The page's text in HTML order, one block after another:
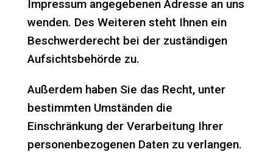
Impressum angegebenen Adresse an uns
wenden. Des Weiteren steht Ihnen ein
Beschwerderecht bei der zuständigen
Aufsichtsbehörde zu.
Außerdem haben Sie das Recht, unter
bestimmten Umständen die
Einschränkung der Verarbeitung Ihrer
personenbezogenen Daten zu verlangen.